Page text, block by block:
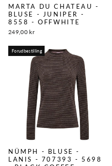
MARTA DU CHATEAU -
BLUSE - JUNIPER -
8558 - OFFWHITE
249,00 kr
Forudbestilling
NÜMPH - BLUSE -
LANIS - 707393 - 5698